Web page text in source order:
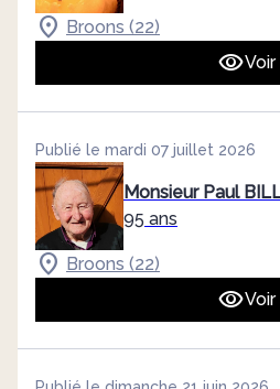
Broons (22)
Voir
Publié le mardi 07 juillet 2026
Monsieur Paul
95 ans
Broons (22)
Voir